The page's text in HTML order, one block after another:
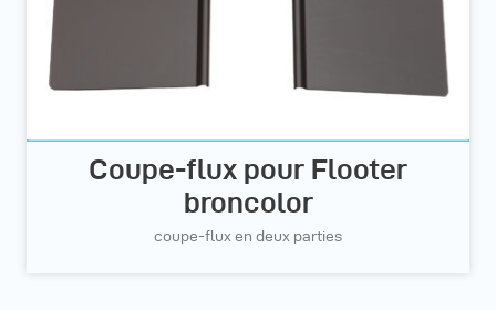
Coupe-flux pour Flooter
broncolor
coupe-flux en deux parties